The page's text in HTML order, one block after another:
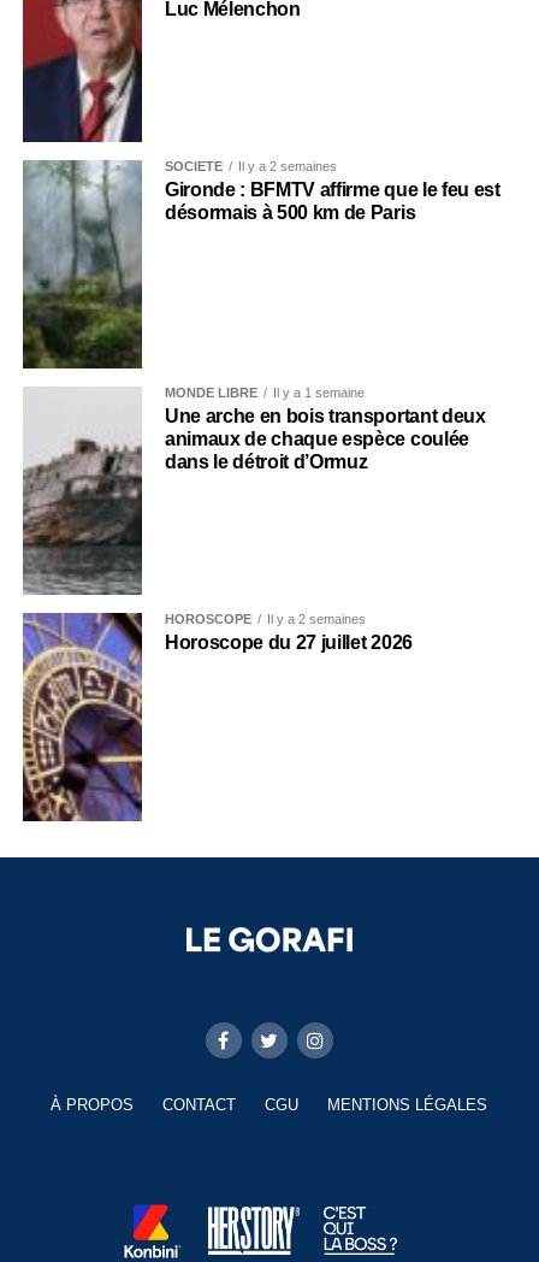
Luc Mélenchon
SOCIÉTÉ Il y a 2 semaines
Gironde : BFMTV affirme que le feu est
désormais à 500 km de Paris
MONDE LIBRE Il y a 1 semaine
Une arche en bois transportant deux
animaux de chaque espèce coulée
dans le détroit d’Ormuz
HOROSCOPE Il y a 2 semaines
Horoscope du 27 juillet 2026
À PROPOS CONTACT CGU MENTIONS LÉGALES